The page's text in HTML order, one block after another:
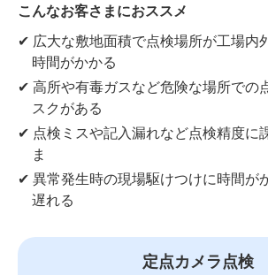
こんなお客さまにおススメ
✔ 広大な敷地面積で点検場所が工場内
時間がかかる
✔ 高所や有毒ガスなど危険な場所での
スクがある
✔ 点検ミスや記入漏れなど点検精度に
ま
✔ 異常発生時の現場駆けつけに時間が
遅れる
定点カメラ点検